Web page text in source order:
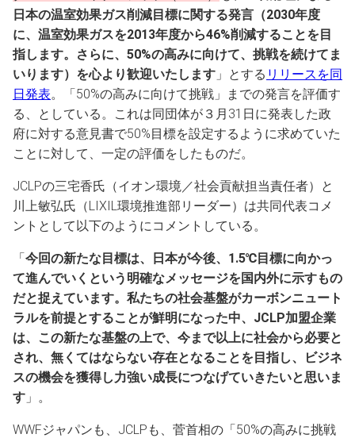
日本の温室効果ガス削減目標に関する発言（2030年度
に、温室効果ガスを2013年度から46%削減することを目
指します。さらに、50%の高みに向けて、挑戦を続けてま
いります）を心より歓迎いたします 」とする リリースを同
日発表。「50%の高みに向けて挑戦」までの発言を評価す
る、としている。これは同団体が３月31日に発表した政
府に対する意見書で50%目標を設定するように求めていた
ことに対して、一定の評価をしたものだ。
JCLPの三宅香氏（イオン環境／社会貢献担当責任者）と
川上敏弘氏（LIXIL環境推進部リーダー）は共同代表コメ
ントとして以下のようにコメントしている。
「今回の新たな目標は、日本が今後、1.5℃目標に向かっ
て進んでいくという明確なメッセージを国内外に示すもの
だと捉えています。私たちの社会基盤がカーボンニュート
ラルを前提とすることが鮮明になった中、JCLP加盟企業
は、この新たな基盤の上で、今まで以上に社会から必要と
され、無くてはならない存在となることを目指し、ビジネ
スの機会を獲得し力強い成長につなげていきたいと思いま
す 」。
WWFジャパンも、JCLPも、菅首相の「50%の高みに挑戦